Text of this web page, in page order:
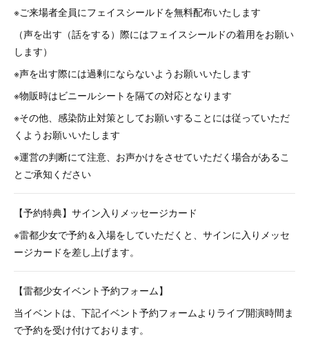
※ご来場者全員にフェイスシールドを無料配布いたします
（声を出す（話をする）際にはフェイスシールドの着用をお願い
します）
※声を出す際には過剰にならないようお願いいたします
※物販時はビニールシートを隔ての対応となります
※その他、感染防止対策としてお願いすることには従っていただ
くようお願いいたします
※運営の判断にて注意、お声かけをさせていただく場合があるこ
とご承知ください
【予約特典】サイン入りメッセージカード
※雷都少女で予約＆入場をしていただくと、サインに入りメッセ
ージカードを差し上げます。
【雷都少女イベント予約フォーム】
当イベントは、下記イベント予約フォームよりライブ開演時間ま
で予約を受け付けております。